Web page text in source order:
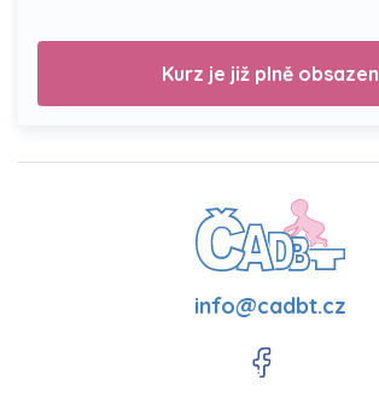
Kurz je již plně obsazen
info@cadbt.cz